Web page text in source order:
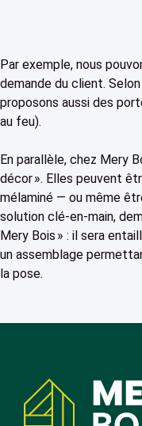
Par exemple, nous
demande du client.
proposons aussi des
au feu).
En parallèle, chez Mery
décor ». Elles peuvent
mélaminé — ou même
solution clé-en-main,
Mery Bois » : il sera
un assemblage
la pose.
Coordonnées